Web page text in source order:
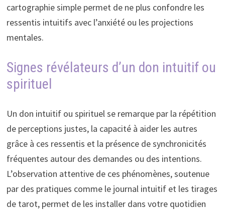
cartographie simple permet de ne plus confondre les
ressentis intuitifs avec l’anxiété ou les projections
mentales.
Signes révélateurs d’un don intuitif ou
spirituel
Un don intuitif ou spirituel se remarque par la répétition
de perceptions justes, la capacité à aider les autres
grâce à ces ressentis et la présence de synchronicités
fréquentes autour des demandes ou des intentions.
L’observation attentive de ces phénomènes, soutenue
par des pratiques comme le journal intuitif et les tirages
de tarot, permet de les installer dans votre quotidien